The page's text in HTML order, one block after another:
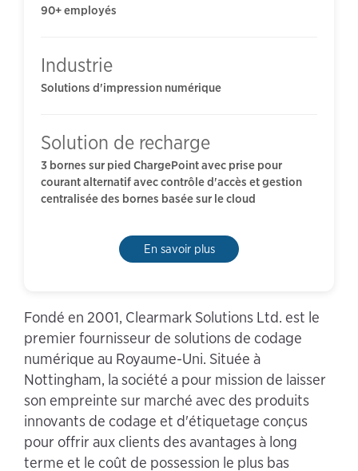
90+ employés
Industrie
Solutions d'impression numérique
Solution de recharge
3 bornes sur pied ChargePoint avec prise pour
courant alternatif avec contrôle d'accès et gestion
centralisée des bornes basée sur le cloud
En savoir plus
Fondé en 2001, Clearmark Solutions Ltd. est le
premier fournisseur de solutions de codage
numérique au Royaume-Uni. Située à
Nottingham, la société a pour mission de laisser
son empreinte sur marché avec des produits
innovants de codage et d'étiquetage conçus
pour offrir aux clients des avantages à long
terme et le coût de possession le plus bas